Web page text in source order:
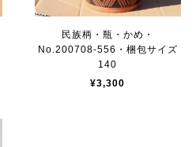
民族柄・瓶・かめ・
No.200708-556・梱包サイズ
140
¥3,300